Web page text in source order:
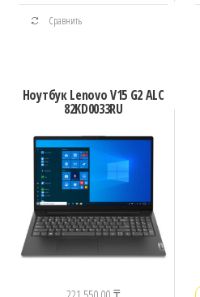
Сравнить
Ноутбук Lenovo V15 G2 ALC
82KD0033RU